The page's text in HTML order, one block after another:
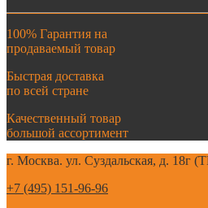
100% Гарантия на
продаваемый товар
Быстрая доставка
по всей стране
Качественный товар
большой ассортимент
г. Москва. ул. Суздальская, д. 18г
+7 (495) 151-96-96